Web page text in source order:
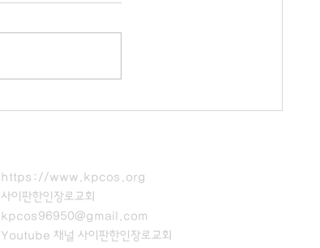
https://www.kpcos.org
사이판한인장로교회
kpcos96950@gmail.com
Youtube 채널 ​사이판한인장로교회